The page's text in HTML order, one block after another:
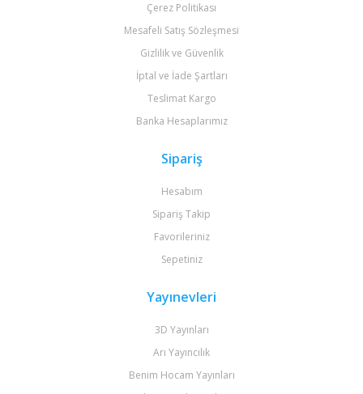
Çerez Politikası
Mesafeli Satış Sözleşmesi
Gizlilik ve Güvenlik
İptal ve İade Şartları
Teslimat Kargo
Banka Hesaplarımız
Sipariş
Hesabım
Sipariş Takip
Favorileriniz
Sepetiniz
Yayınevleri
3D Yayınları
Arı Yayıncılık
Benim Hocam Yayınları